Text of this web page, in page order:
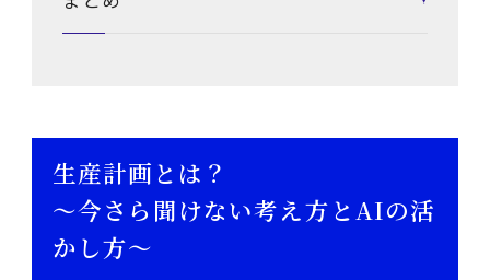
生産計画とは？
～今さら聞けない考え方とAIの活
かし方～